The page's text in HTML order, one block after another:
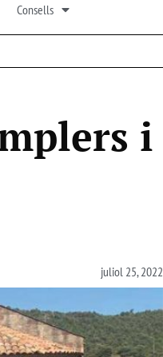
Consells
i
juliol 25, 2022